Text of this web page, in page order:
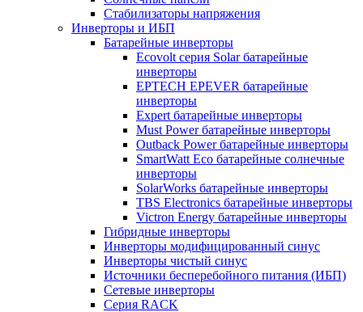
Стабилизаторы напряжения
Инверторы и ИБП
Батарейные инверторы
Ecovolt серия Solar батарейные
инверторы
EPTECH EPEVER батарейные
инверторы
Expert батарейные инверторы
Must Power батарейные инверторы
Outback Power батарейные инверторы
SmartWatt Eco батарейные солнечные
инверторы
SolarWorks батарейные инверторы
TBS Electronics батарейные инверторы
Victron Energy батарейные инверторы
Гибридные инверторы
Инверторы модифицированный синус
Инверторы чистый синус
Источники бесперебойного питания (ИБП)
Сетевые инверторы
Серия RACK